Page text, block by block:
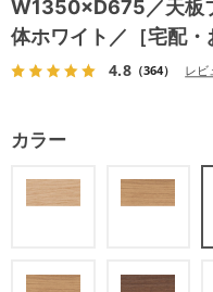
W1350×D675／天板
体ホワイト／［宅配・
4.8（364） レビ
カラー